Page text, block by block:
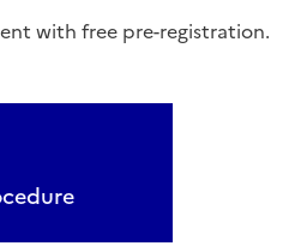
with free pre-registration.